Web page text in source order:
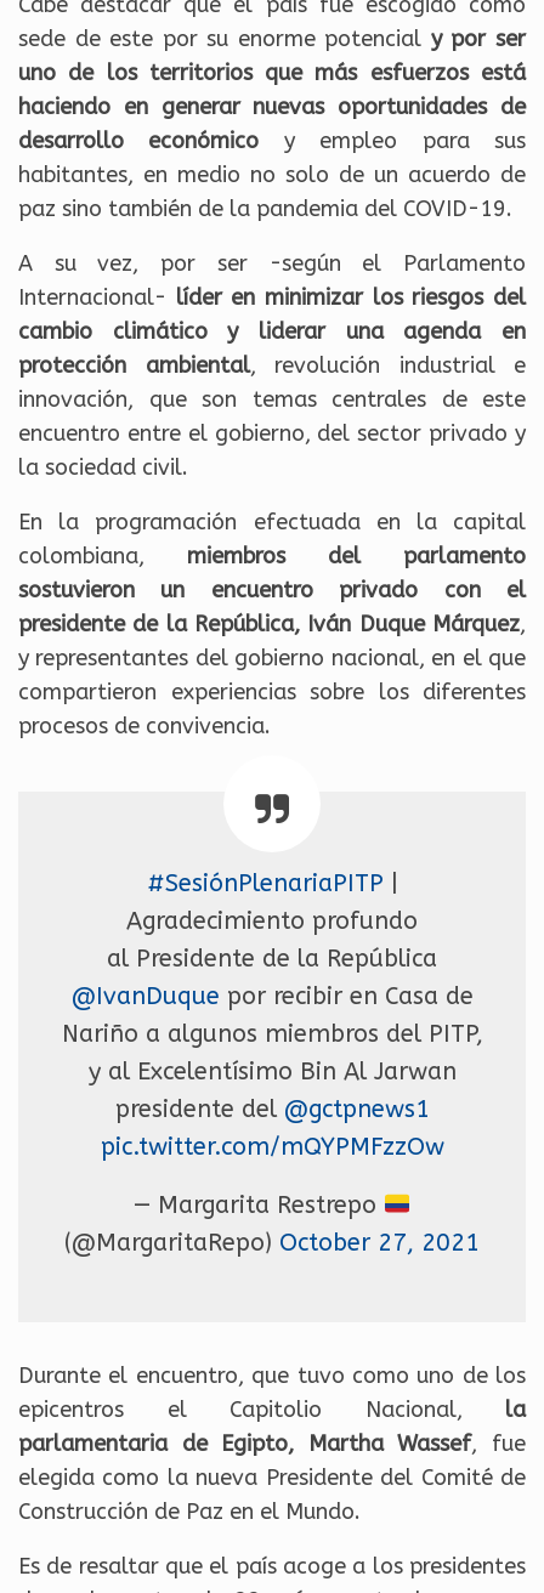
sede de este por su enorme potencial y por ser
uno de los territorios que más esfuerzos está
haciendo en generar nuevas oportunidades de
desarrollo económico y empleo para sus
habitantes, en medio no solo de un acuerdo de
paz sino también de la pandemia del COVID-19.
A su vez, por ser -según el Parlamento
Internacional- líder en minimizar los riesgos del
cambio climático y liderar una agenda en
protección ambiental, revolución industrial e
innovación, que son temas centrales de este
encuentro entre el gobierno, del sector privado y
la sociedad civil.
En la programación efectuada en la capital
colombiana, miembros del parlamento
sostuvieron un encuentro privado con el
presidente de la República, Iván Duque Márquez,
y representantes del gobierno nacional, en el que
compartieron experiencias sobre los diferentes
procesos de convivencia.
#SesiónPlenariaPITP
Agradecimiento profundo
al Presidente de la República
@IvanDuque por recibir en Casa de
Nariño a algunos miembros del PITP,
y al Excelentísimo Bin Al Jarwan
presidente del @gctpnews1
pic.twitter.com/mQYPMFzzOw
— Margarita Restrepo
(@MargaritaRepo) October 27, 2021
Durante el encuentro, que tuvo como uno de los
epicentros el Capitolio Nacional, la
parlamentaria de Egipto, Martha Wassef, fue
elegida como la nueva Presidente del Comité de
Construcción de Paz en el Mundo.
Es de resaltar que el país acoge a los presidentes